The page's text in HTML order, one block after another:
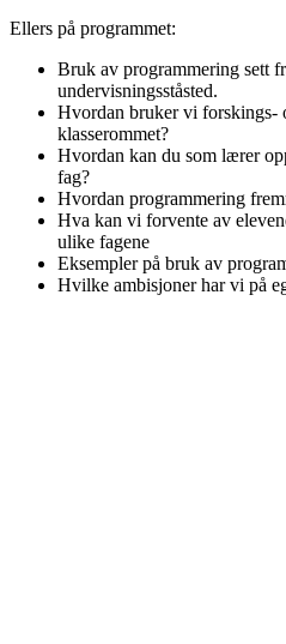
Ellers på programmet:
Bruk av programmering sett
undervisningsståsted.
Hvordan bruker vi forskings-
klasserommet?
Hvordan kan du som lærer
fag?
Hvordan programmering
Hva kan vi forvente av
ulike fagene
Eksempler på bruk av
Hvilke ambisjoner har vi på